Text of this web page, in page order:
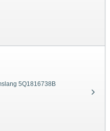
5Q1816738B